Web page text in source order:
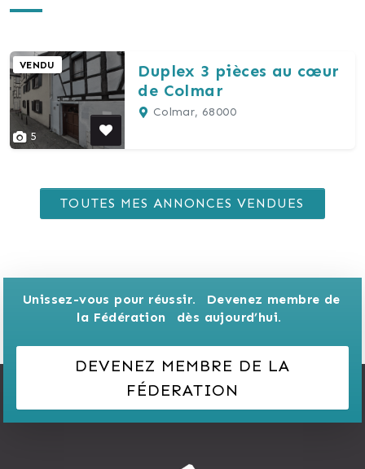
5
VENDU
Duplex 3 pièces au cœur
de Colmar
Colmar, 68000
TOUTES MES ANNONCES VENDUES
Unissez-vous pour réussir.
Devenez membre de
la Fédération
dès aujourd’hui.
DEVENEZ MEMBRE DE LA
FÉDERATION